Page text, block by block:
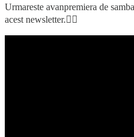
Urmareste avanpremiera de
acest newsletter.👇🏼